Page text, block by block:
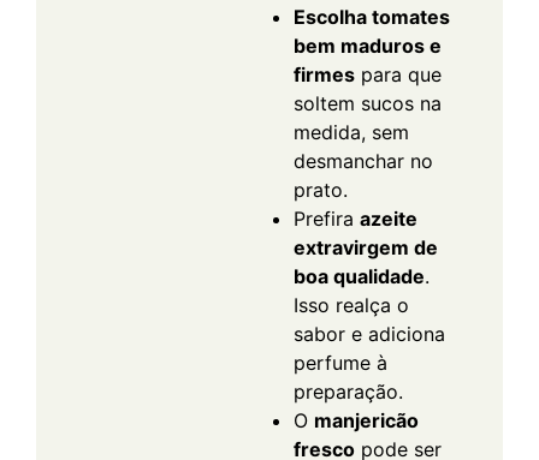
Escolha tomates
bem maduros e
firmes para que
soltem sucos na
medida, sem
desmanchar no
prato.
Prefira azeite
extravirgem de
boa qualidade.
Isso realça o
sabor e adiciona
perfume à
preparação.
O manjericão
fresco pode ser